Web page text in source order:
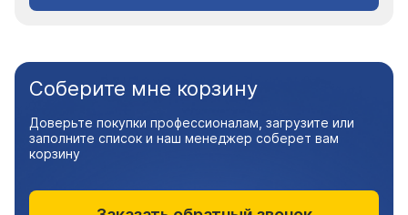
Соберите мне корзину
Доверьте покупки профессионалам, загрузите или
заполните список и наш менеджер соберет вам
корзину